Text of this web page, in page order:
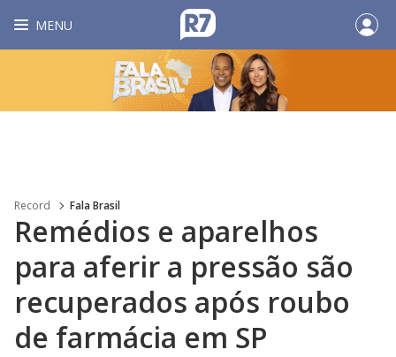
MENU
Record Fala Brasil
Remédios e aparelhos
para aferir a pressão são
recuperados após roubo
de farmácia em SP